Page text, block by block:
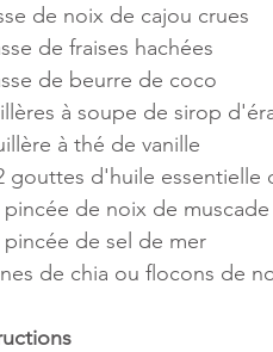
de noix de cajou crues
de fraises hachées
de beurre de coco
à soupe de sirop
à thé de vanille
gouttes d'huile essentielle
pincée de noix de
pincée de sel de mer
de chia ou flocons de